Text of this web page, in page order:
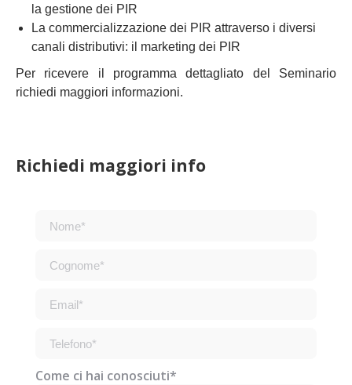
la gestione dei PIR
La commercializzazione dei PIR attraverso i diversi
canali distributivi: il marketing dei PIR
Per ricevere il programma dettagliato del Seminario
richiedi maggiori informazioni.
Richiedi maggiori info
Come ci hai conosciuti*